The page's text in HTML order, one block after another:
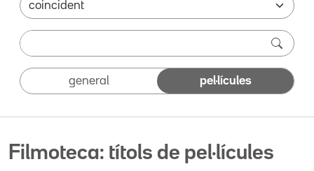
general pel·lícules
Filmoteca: títols de pel·lícules